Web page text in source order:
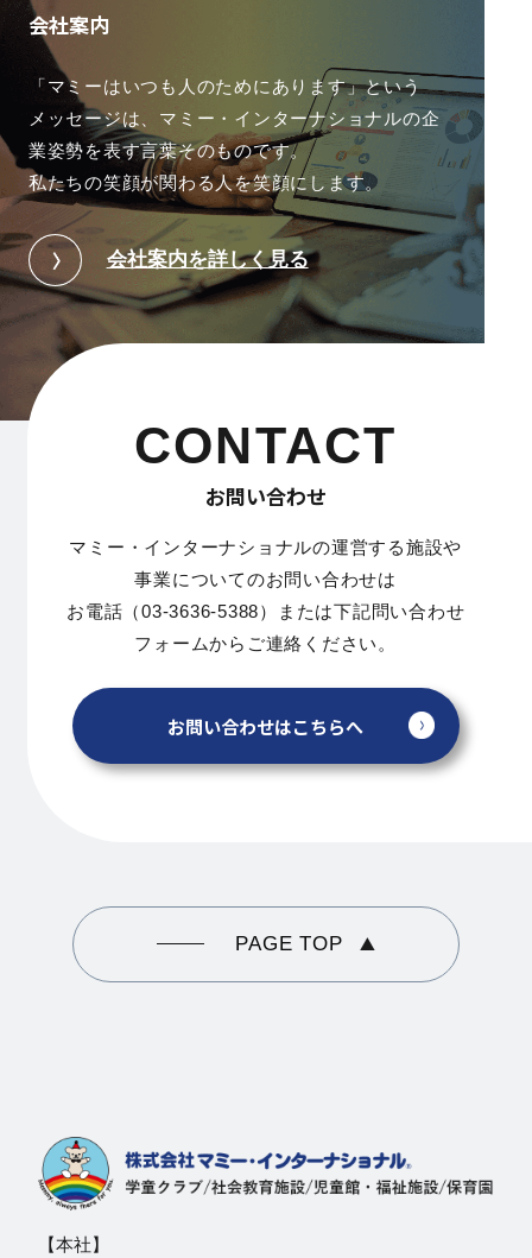
会社案内
「マミーはいつも人のためにあります」という
メッセージは、 マミー・インターナショナルの企
業姿勢を表す言葉そのものです。
私たちの笑顔が関わる人を笑顔にします。
会社案内を詳しく見る
CONTACT
お問い合わせ
マミー・インターナショナルの運営する施設や
事業についてのお問い合わせは
お電話（03-3636-5388）または下記問い合わせ
フォームからご連絡ください。
お問い合わせはこちらへ
PAGE TOP
【本社】